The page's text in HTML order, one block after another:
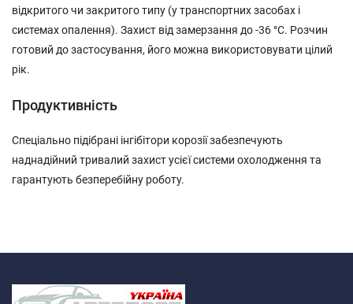
відкритого чи закритого типу (у транспортних засобах і
системах опалення). Захист від замерзання до -36 °C. Розчин
готовий до застосування, його можна використовувати цілий
рік.
Продуктивність
Спеціально підібрані інгібітори корозії забезпечують
наднадійний тривалий захист усієї системи охолодження та
гарантують безперебійну роботу.